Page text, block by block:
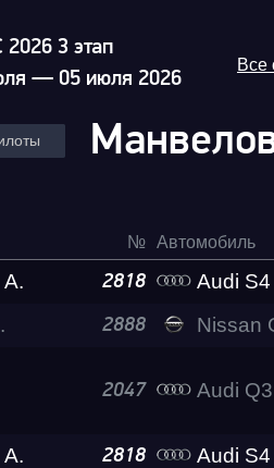
2026 3 этап
— 05 июля 2026
Все
№ Автомобиль
А. 2818
Audi S4 Eva
2888 Nissan GT-R
2047 Audi Q3 RS
А. 2818 Audi S4 Eva